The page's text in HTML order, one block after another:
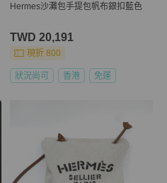
Hermes沙灘包手提包帆布銀扣藍色
TWD 20,191
現折 800
狀況尚可 香港 免運